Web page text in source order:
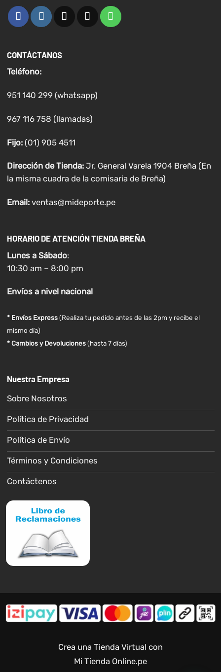
CONTÁCTANOS
Teléfono:
951 140 299 (whatsapp)
967 116 758 (llamadas)
Fijo:(01) 905 4511
Dirección de Tienda: Jr. General Varela 1904 Breña (En
la misma cuadra de la comisaria de Breña)
Email: ventas@mideporte.pe
HORARIO DE ATENCIÓN TIENDA BREÑA
Lunes a Sábado:
10:30 am – 8:00 pm
Envíosa nivel nacional
* Envíos Express(Realiza tu pedido antes de las 2pm y recibe el
mismo día)
* Cambios y Devoluciones (hasta 7 días)
Nuestra Empresa
Sobre Nosotros
Política de Privacidad
Política de Envío
Términos y Condiciones
Contáctenos
Crea una Tienda Virtual con
Mi Tienda Online.pe